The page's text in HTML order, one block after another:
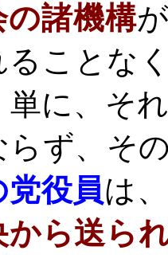
の諸機構
ことな
単に、そ
らず、そ
役員は
から送ら